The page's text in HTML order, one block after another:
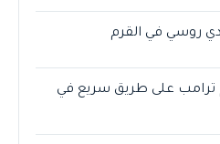
على طريق سريع في